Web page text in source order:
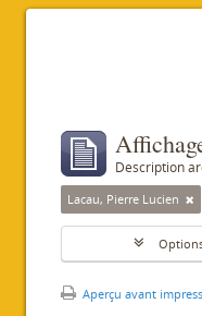
Description
Lacau, Pierre Lucien
Aperçu avant